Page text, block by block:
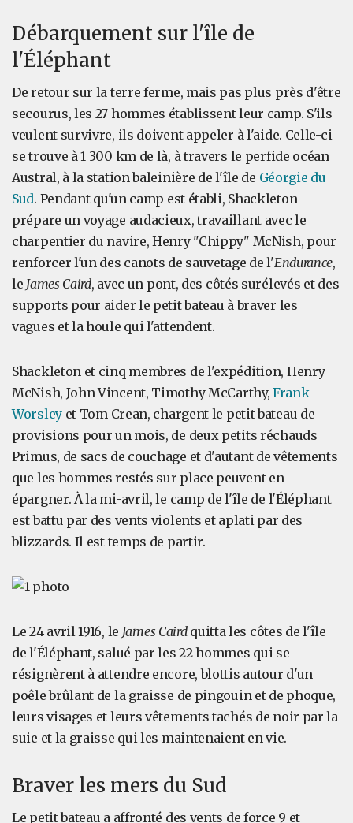
Débarquement sur l'île de
l'Éléphant
De retour sur la terre ferme, mais pas plus près d'être
secourus, les 27 hommes établissent leur camp. S'ils
veulent survivre, ils doivent appeler à l'aide. Celle-ci
se trouve à 1 300 km de là, à travers le perfide océan
Austral, à la station baleinière de l'île de Géorgie du
Sud. Pendant qu'un camp est établi, Shackleton
prépare un voyage audacieux, travaillant avec le
charpentier du navire, Henry "Chippy" McNish, pour
renforcer l'un des canots de sauvetage de l'Endurance,
le James Caird, avec un pont, des côtés surélevés et des
supports pour aider le petit bateau à braver les
vagues et la houle qui l'attendent.
Shackleton et cinq membres de l'expédition, Henry
McNish, John Vincent, Timothy McCarthy,Frank
Worsleyet Tom Crean, chargent le petit bateau de
provisions pour un mois, de deux petits réchauds
Primus, de sacs de couchage et d'autant de vêtements
que les hommes restés sur place peuvent en
épargner. À la mi-avril, le camp de l'île de l'Éléphant
est battu par des vents violents et aplati par des
blizzards. Il est temps de partir.
Le 24 avril 1916, le James Cairdquitta les côtes de l'île
de l'Éléphant, salué par les 22 hommes qui se
résignèrent à attendre encore, blottis autour d'un
poêle brûlant de la graisse de pingouin et de phoque,
leurs visages et leurs vêtements tachés de noir par la
suie et la graisse qui les maintenaient en vie.
Braver les mers du Sud
Le petit bateau a affronté des vents de force 9 et